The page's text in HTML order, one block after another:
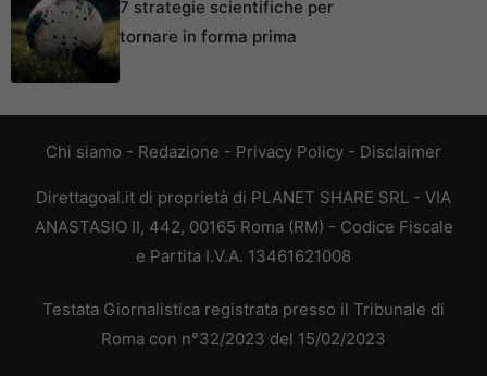
7 strategie scientifiche per
tornare in forma prima
Chi siamo - Redazione - Privacy Policy - Disclaimer
Direttagoal.it di proprietà di PLANET SHARE SRL - VIA
ANASTASIO II, 442, 00165 Roma (RM) - Codice Fiscale
e Partita I.V.A. 13461621008
Testata Giornalistica registrata presso il Tribunale di
Roma con n°32/2023 del 15/02/2023